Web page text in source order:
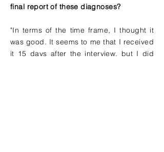
final report of these diagnoses?
"In terms of the time frame, I thought it
was good. It seems to me that I received
it 15 days after the interview, but I did